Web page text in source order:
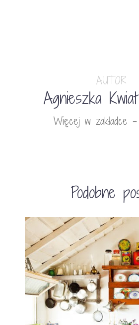
AUTOR
Agnieszka
Więcej w zakładce
Podobne